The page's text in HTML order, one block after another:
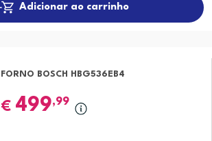
Adicionar ao carrinho
FORNO BOSCH HBG536EB4
€ 499,99